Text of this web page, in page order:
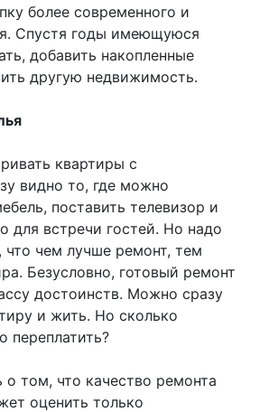
более современного и
Спустя годы имеющуюся
добавить накопленные
другую недвижимость.
квартиры с
видно то, где можно
поставить телевизор и
для встречи гостей. Но надо
что чем лучше ремонт, тем
Безусловно, готовый ремонт
достоинств. Можно сразу
и жить. Но сколько
переплатить?
том, что качество ремонта
оценить только